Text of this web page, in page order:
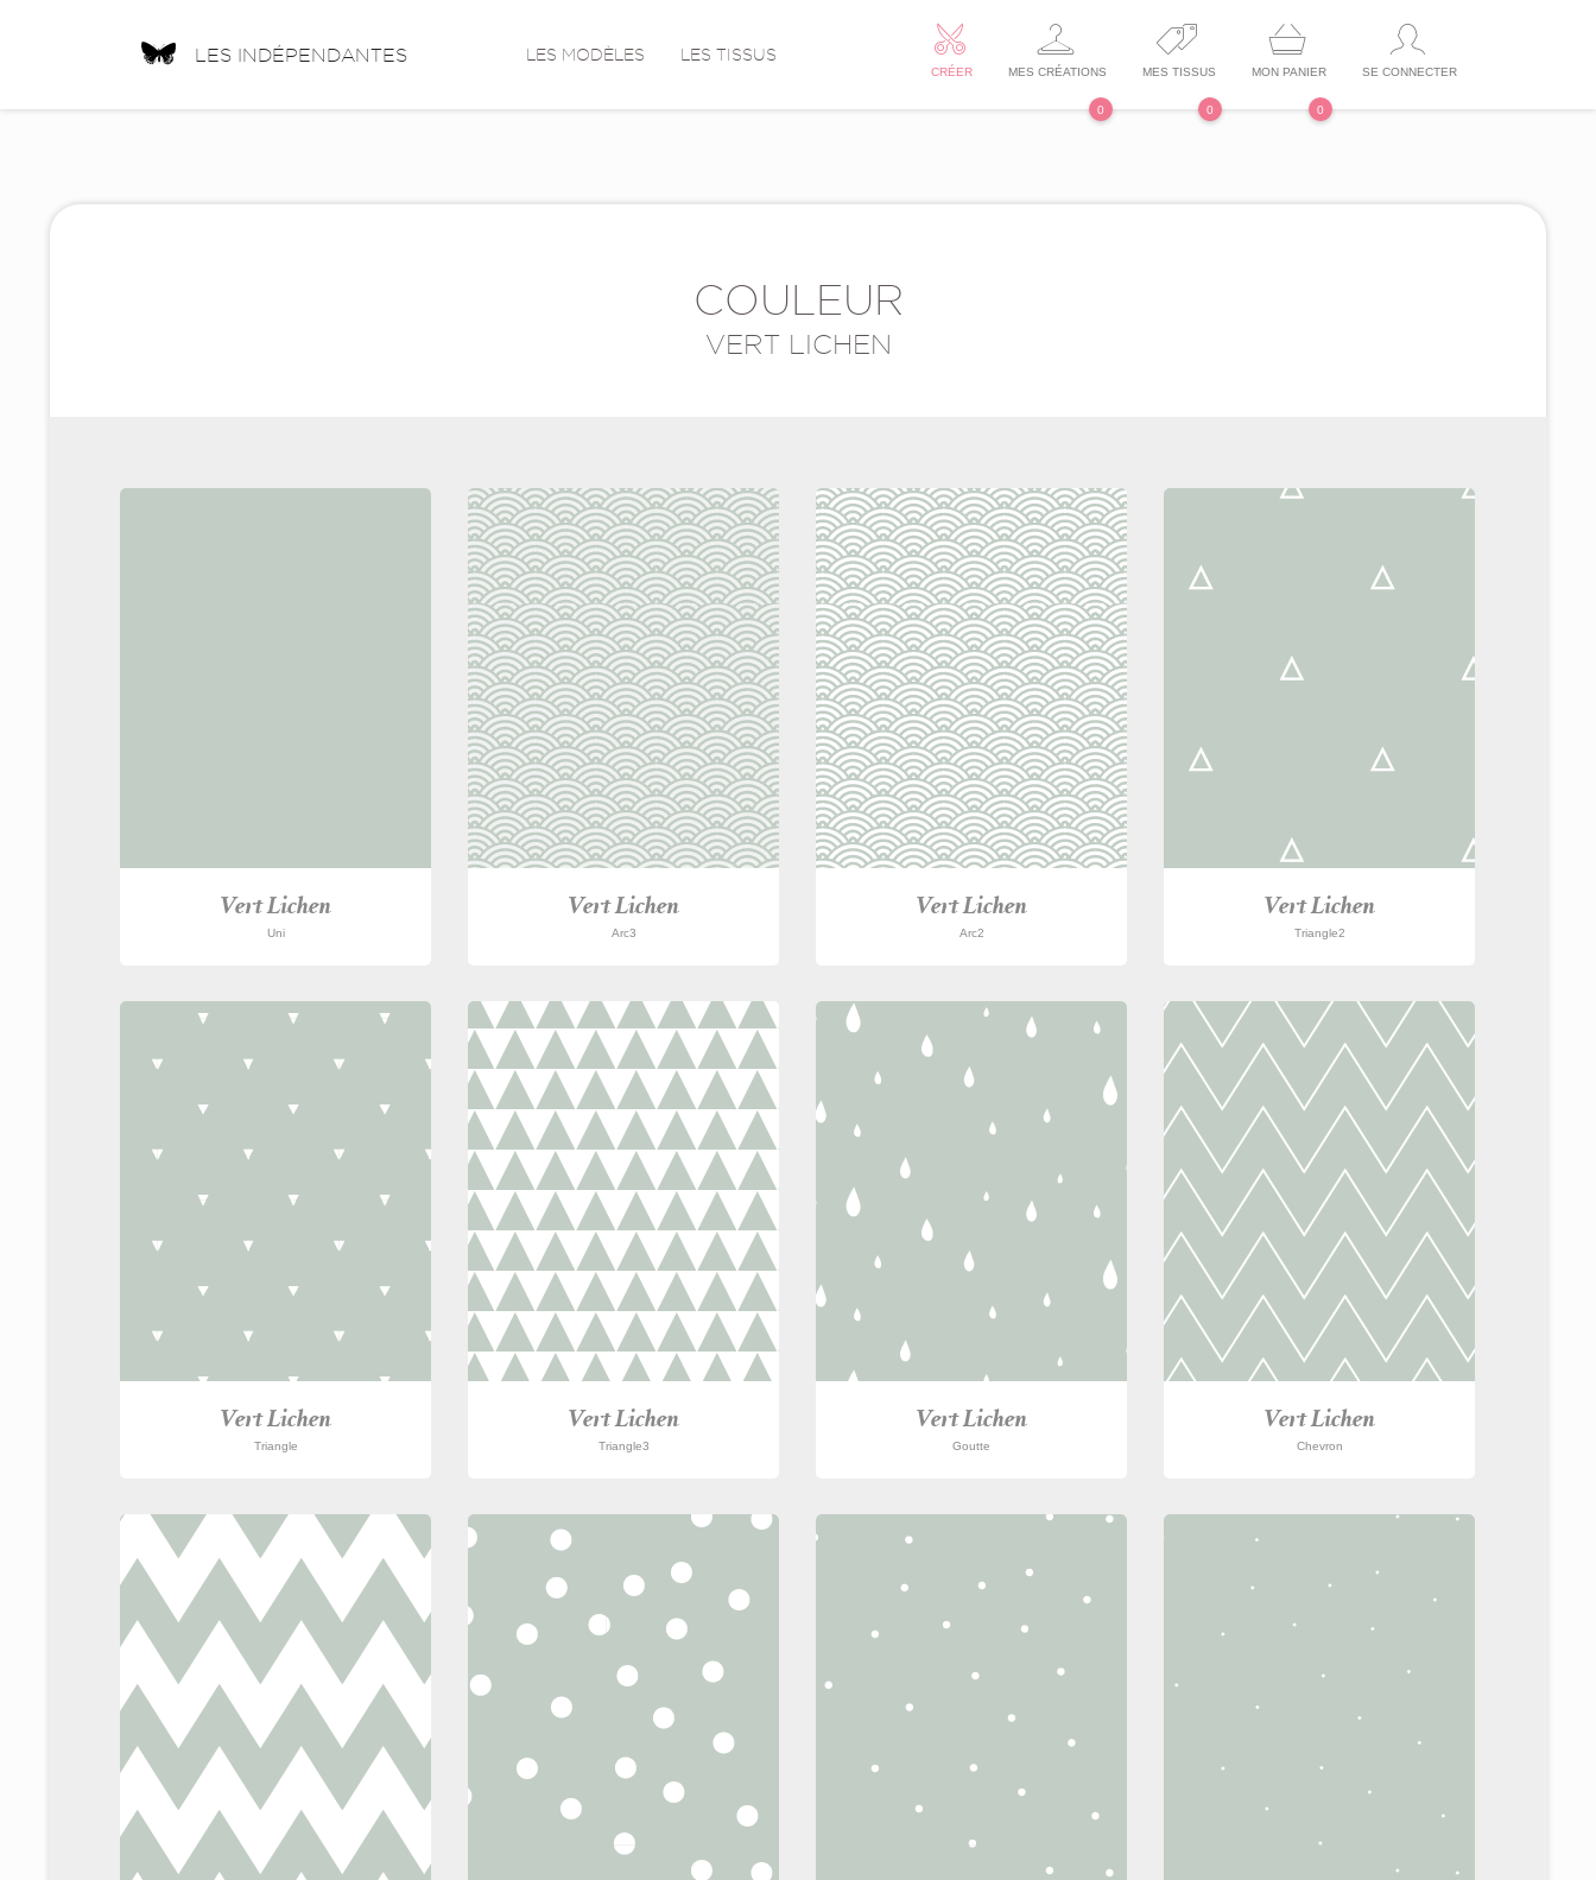
LES INDÉPENDANTES LES MODÈLES LES TISSUS
CRÉER MES CRÉATIONS
0
MES TISSUS
0
MON PANIER
0
SE CONNECTER
COULEUR
VERT LICHEN
Vert Lichen
Uni
Vert Lichen
Arc3
Vert Lichen
Arc2
Vert Lichen
Triangle2
Vert Lichen
Triangle
Vert Lichen
Triangle3
Vert Lichen
Goutte
Vert Lichen
Chevron